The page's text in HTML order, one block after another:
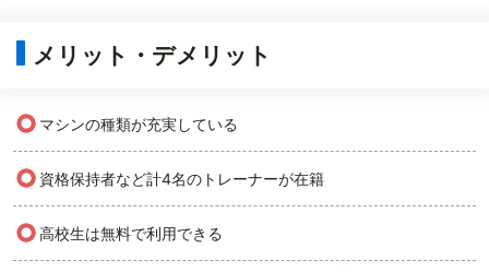
メリット・デメリット
○ マシンの種類が充実している
○ 資格保持者など計4名のトレーナーが在籍
○高校生は無料で利用できる